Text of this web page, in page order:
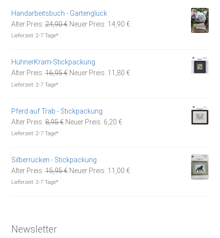
Handarbeitsbuch - Gartenglück
Alter Preis: 24,90€ Ursprünglicher
Neuer Preis: 14,90 €Aktueller
Lieferzeit: 2-7 Tage*
HühnerKram-Stickpackung
Alter Preis: 16,95€ Ursprünglicher
Neuer Preis: 11,80 €Aktueller
Lieferzeit: 2-7 Tage*
Pferd auf Trab - Stickpackung
Alter Preis: 8,95€ Ursprünglicher
Neuer Preis: 6,20 €Aktueller
Lieferzeit: 2-7 Tage*
Silberrücken - Stickpackung
Alter Preis: 15,95€ Ursprünglicher
Neuer Preis: 11,00 €Aktueller
Lieferzeit: 2-7 Tage*
Newsletter